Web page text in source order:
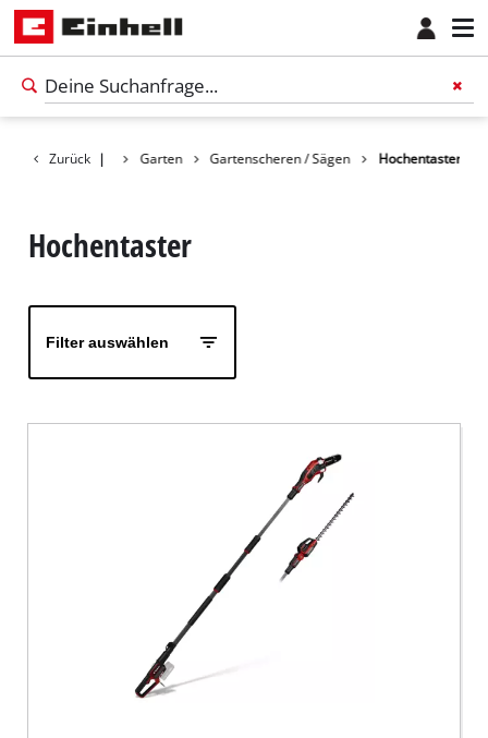
Zurück |
Produkte Garten Gartenscheren / Sägen Hochentaster
Hochentaster
Filter auswählen